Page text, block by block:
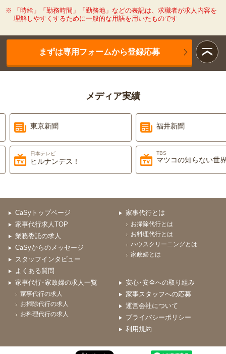
「時給」「勤務時間」「勤務地」などの表記は、求職者が求人内容を
理解しやすくするために一般的な用語を用いたものです
まずは専用フォームから登録応募
メディア実績
東京新聞
日本テレビ
ヒルナンデス！
福井新聞
TBS
マツコの知らない世界
CaSyトップページ
家事代行求人TOP
業務委託の求人
CaSyからのメッセージ
スタッフインタビュー
よくある質問
家事代行とは
お掃除代行とは
お料理代行とは
ハウスクリーニングとは
家政婦とは
家事代行･家政婦の求人一覧
家事代行の求人
お掃除代行の求人
お料理代行の求人
安心･安全への取り組み
家事スタッフへの応募
運営会社について
プライバシーポリシー
利用規約